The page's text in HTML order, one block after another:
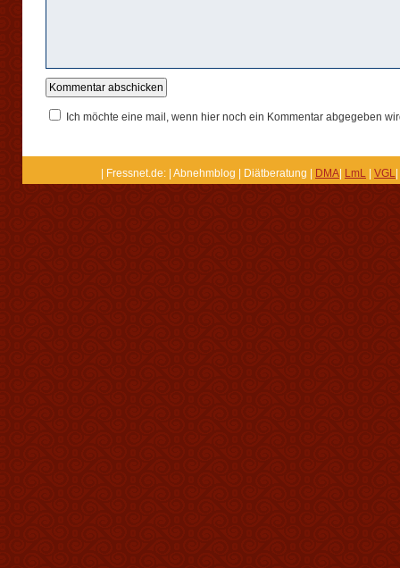
Ich möchte eine mail, wenn hier noch ein Kommentar abgegeben
| Fressnet.de: | Abnehmblog | Diätberatung | DMA LmL VGL